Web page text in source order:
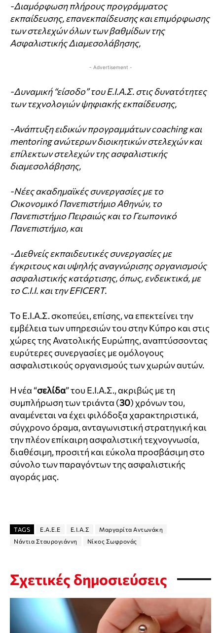
-Διαμόρφωση πλήρους προγράμματος
εκπαίδευσης, επανεκπαίδευσης και επιμόρφωσης
των στελεχών όλων των βαθμίδων της
Ασφαλιστικής Διαμεσολάβησης,
- Advertisement -
-Δυναμική “είσοδο” του Ε.Ι.Α.Σ. στις δυνατότητες
των τεχνολογιών ψηφιακής εκπαίδευσης,
-Ανάπτυξη ειδικών προγραμμάτων coaching και
mentoring ανώτερων διοικητικών στελεχών και
επίλεκτων στελεχών της ασφαλιστικής
διαμεσολάβησης,
-Νέες ακαδημαϊκές συνεργασίες με το
Οικονομικό Πανεπιστήμιο Αθηνών, το
Πανεπιστήμιο Πειραιώς και το Γεωπονικό
Πανεπιστήμιο, και
-Διεθνείς εκπαιδευτικές συνεργασίες με
έγκριτους και υψηλής αναγνώρισης οργανισμούς
ασφαλιστικής κατάρτισης, όπως, ενδεικτικά, με
το C.I.I. και την EFICERT.
Το Ε.Ι.Α.Σ. σκοπεύει, επίσης, να επεκτείνει την
εμβέλεια των υπηρεσιών του στην Κύπρο και στις
χώρες της Ανατολικής Ευρώπης, αναπτύσσοντας
ευρύτερες συνεργασίες με ομόλογους
ασφαλιστικούς οργανισμούς των χωρών αυτών.
Η νέα “σελίδα” του Ε.Ι.Α.Σ., ακριβώς με τη
συμπλήρωση των τριάντα (30) χρόνων του,
αναμένεται να έχει φιλόδοξα χαρακτηριστικά,
σύγχρονο όραμα, ανταγωνιστική στρατηγική και
την πλέον επίκαιρη ασφαλιστική τεχνογνωσία,
διαθέσιμη, προσιτή και εύκολα προσβάσιμη στο
σύνολο των παραγόντων της ασφαλιστικής
αγοράς μας.
TAGS Ε.Α.Ε.Ε Ε.Ι.Α.Σ
Μαργαρίτα Αντωνάκη
Νάντια Σταυρογιάννη
Νίκος Σωφρονάς
Σχετικές δημοσιεύσεις